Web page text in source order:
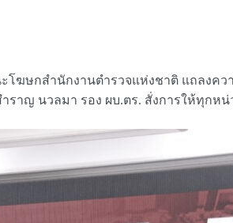
โฆษกสำนักงานตำรวจแห่งชาติ แถลงค
าญ นวลมา รอง ผบ.ตร. สั่งการให้ทุกหน่